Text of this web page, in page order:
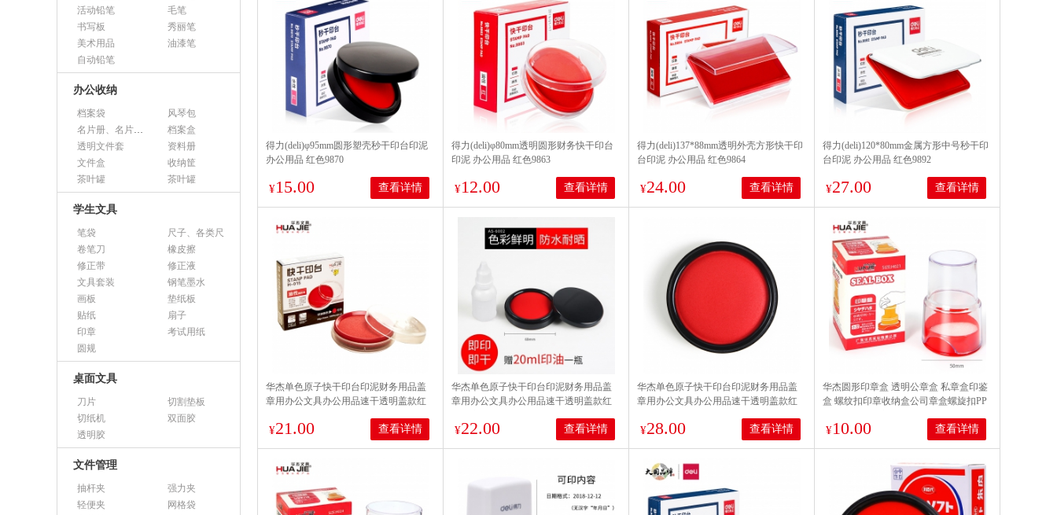
活动铅笔
毛笔
书写板
秀丽笔
美术用品
油漆笔
自动铅笔
办公收纳
档案袋
风琴包
名片册、名片盒、名片座
档案盒
透明文件套
资料册
文件盒
收纳筐
茶叶罐
茶叶罐
学生文具
笔袋
尺子、各类尺
卷笔刀
橡皮擦
修正带
修正液
文具套装
钢笔墨水
画板
垫纸板
贴纸
扇子
印章
考试用纸
圆规
桌面文具
刀片
切割垫板
切纸机
双面胶
透明胶
文件管理
抽杆夹
强力夹
轻便夹
网格袋
得力(deli)φ95mm圆形塑壳秒干印台印泥
办公用品 红色9870
¥15.00 查看详情
得力(deli)φ80mm透明圆形财务快干印台
印泥 办公用品 红色9863
¥12.00 查看详情
得力(deli)137*88mm透明外壳方形快干印
台印泥 办公用品 红色9864
¥24.00 查看详情
得力(deli)120*80mm金属方形中号秒干印
台印泥 办公用品 红色9892
¥27.00 查看详情
华杰单色原子快干印台印泥财务用品盖
章用办公文具办公用品速干透明盖款红
¥21.00 查看详情
华杰单色原子快干印台印泥财务用品盖
章用办公文具办公用品速干透明盖款红
一瓶）AS6002
¥22.00 查看详情
华杰单色原子快干印台印泥财务用品盖
章用办公文具办公用品速干透明盖款红
¥28.00 查看详情
华杰圆形印章盒 透明公章盒 私章盒印鉴
盒 螺纹扣印章收纳盒公司章盒螺旋扣PP
40mm）
¥10.00 查看详情